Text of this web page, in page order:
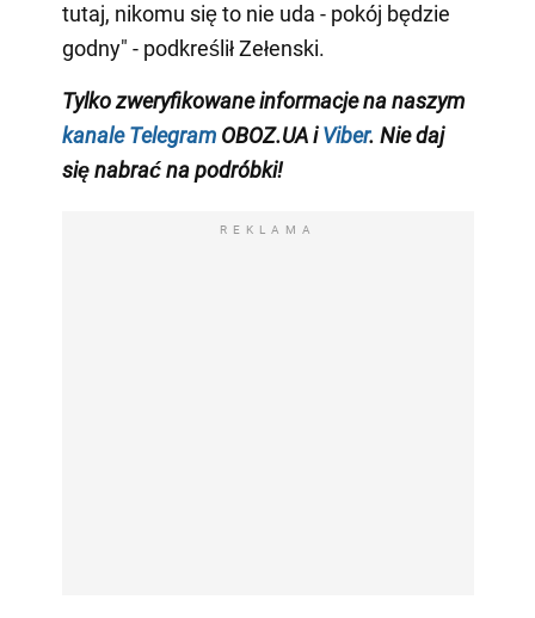
tutaj, nikomu się to nie uda - pokój będzie
godny" - podkreślił Zełenski.
Tylko zweryfikowane informacje na naszym
kanale TelegramOBOZ.UA iViber. Nie daj
się nabrać na podróbki!
REKLAMA